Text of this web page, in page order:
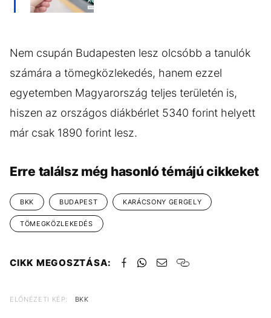
Nem csupán Budapesten lesz olcsóbb a tanulók
számára a tömegközlekedés, hanem ezzel
egyetemben Magyarország teljes területén is,
hiszen az országos diákbérlet 5340 forint helyett
már csak 1890 forint lesz.
Erre találsz még hasonló témájú cikkeket
BKK BUDAPEST KARÁCSONY GERGELY
TÖMEGKÖZLEKEDÉS
CIKK MEGOSZTÁSA:
ELŐNÉZETI KÉP: BKK